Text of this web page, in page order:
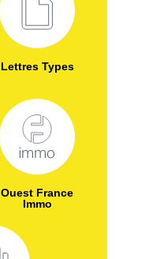
Lettres Types
Ouest France
Immo